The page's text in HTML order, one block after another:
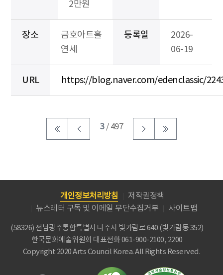
2만원
장소
금호아트홀
연세
등록일
2026-
06-19
URL https://blog.naver.com/edenclassic/
3/ 497
개인정보처리방침
저작권정책
뉴스레터 구독 및 이메일 무단수집거부
사이트맵
(58326) 전남광주통합특별시 나주시 빛가람로 640 (빛가람동 352)
한국문화예술위원회 대표전화 061-900-2100, 2200
Copyright 2020 Arts Council Korea. All Rights Reserved.